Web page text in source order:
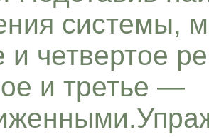
системы,
и четвертое
и третье —